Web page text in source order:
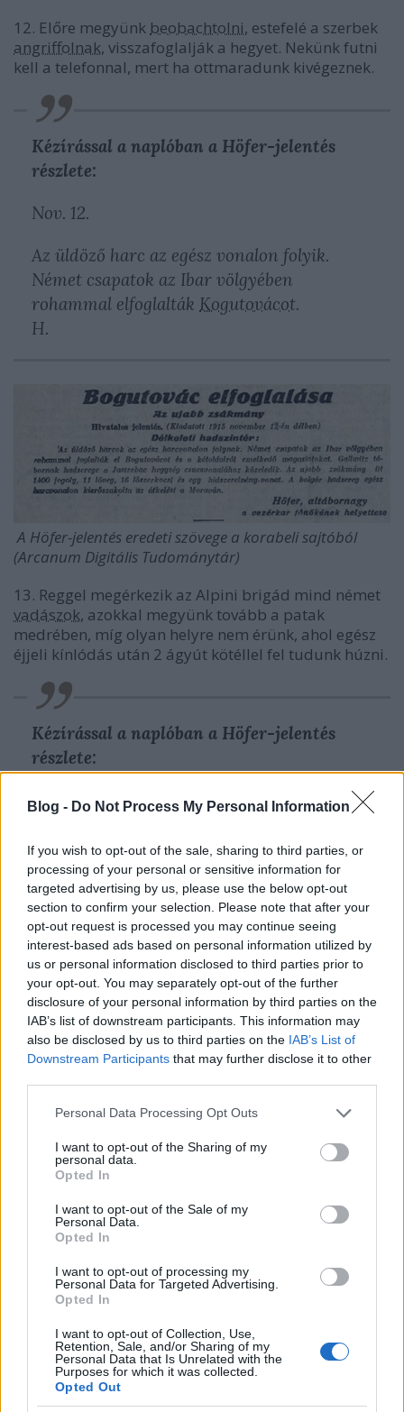
Blog - Do Not Process My Personal Information
If you wish to opt-out of the sale, sharing to third parties, or
processing of your personal or sensitive information for
targeted advertising by us, please use the below opt-out
section to confirm your selection. Please note that after your
opt-out request is processed you may continue seeing
interest-based ads based on personal information utilized by
us or personal information disclosed to third parties prior to
your opt-out. You may separately opt-out of the further
disclosure of your personal information by third parties on the
IAB’s list of downstream participants. This information may
also be disclosed by us to third parties on the IAB’s List of
Downstream Participants that may further disclose it to other
Please note that this website/app uses one or more Google
not limited to your visit or usage behaviour. You may click to
grant or deny consent to Google and its third-party tags to
use your data for below specified purposes in below Google
consent section.
Personal Data Processing Opt Outs
I want to opt-out of the Sharing of my
personal data.
Opted In
I want to opt-out of the Sale of my
Personal Data.
Opted In
I want to opt-out of processing my
Personal Data for Targeted Advertising.
Opted In
I want to opt-out of Collection, Use,
Retention, Sale, and/or Sharing of my
Personal Data that Is Unrelated with the
Purposes for which it was collected.
Opted Out
12. Előre megyünk beobachtolni, estefelé a szerbek
angriffolnak, visszafoglalják a hegyet. Nekünk futni
kell a telefonnal, mert ha ottmaradunk kivégeznek.
Kézírással a naplóban a Höfer-jelentés
részlete:
Nov. 12.
Az üldöző harc az egész vonalon folyik.
Német csapatok az Ibar völgyében
rohammal elfoglalták Kogutovácot.
H.
A Höfer-jelentés eredeti szövege a korabeli sajtóból
(Arcanum Digitális Tudománytár)
13. Reggel megérkezik az Alpini brigád mind német
vadászok, azokkal megyünk tovább a patak
medrében, míg olyan helyre nem érünk, ahol egész
éjjeli kínlódás után 2 ágyút kötéllel fel tudunk húzni.
Kézírással a naplóban a Höfer-jelentés
részlete:
Nov. 13.
A német csoport leküzdve mindazokat a
nehézségeket, a melyek a magas
hegyvidéktől, hóeséstől és hidegtől
támadtak, az Ibar és a Morava völgy között
levő szakaszon rohammal foglaltak el fontos
magaslati helyeket.
Höfer
A Höfer-jelentés eredeti szövege a korabeli sajtóból
(Arcanum Digitális Tudománytár)
14. Tovább kínlódunk a szűk hegyi úton,
szerencsénkre egy„Fassungsstelléhez"
1/2 kenyeret kapunk.
15. Irgalmatlan nyavalyás úton megyünk fel egy
vízesés mellett. Az első híd leszakad, 1 órai munka